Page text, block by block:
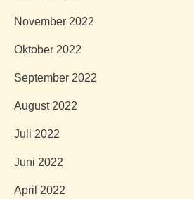
November 2022
Oktober 2022
September 2022
August 2022
Juli 2022
Juni 2022
April 2022